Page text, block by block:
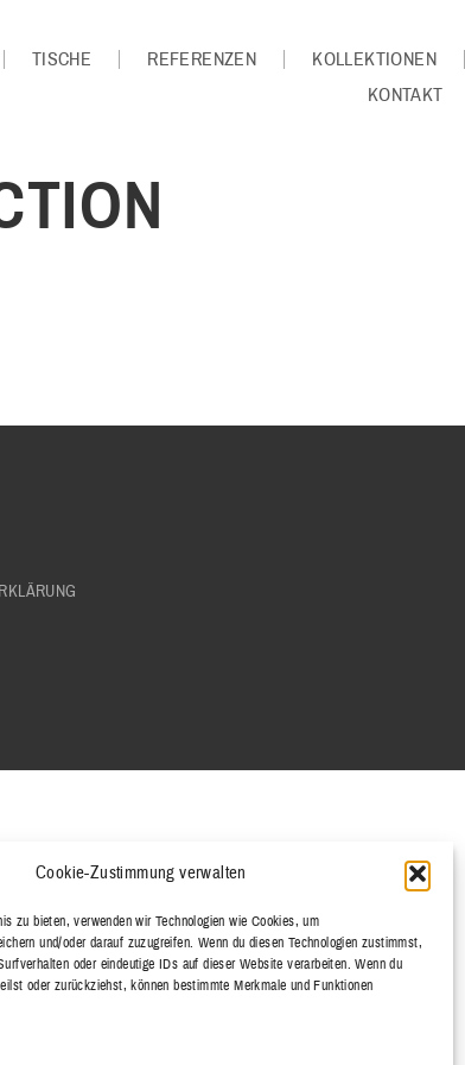
Cookie-Zustimmung verwalten
zu bieten, verwenden wir Technologien wie Cookies, um
und/oder darauf zuzugreifen. Wenn du diesen Technologien zustimmst,
oder eindeutige IDs auf dieser Website verarbeiten. Wenn du
oder zurückziehst, können bestimmte Merkmale und Funktionen
TISCHE REFERENZEN
KOLLEKTIONEN
KONTAKT